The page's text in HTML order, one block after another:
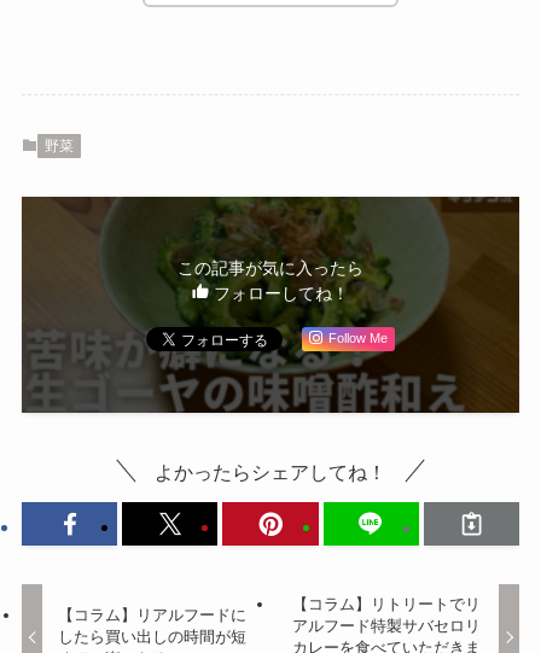
野菜
この記事が気に入ったら
フォローしてね！
Follow Me
よかったらシェアしてね！
【コラム】リアルフードに
したら買い出しの時間が短
【コラム】リトリートでリ
アルフード特製サバセロリ
カレーを食べていただきま